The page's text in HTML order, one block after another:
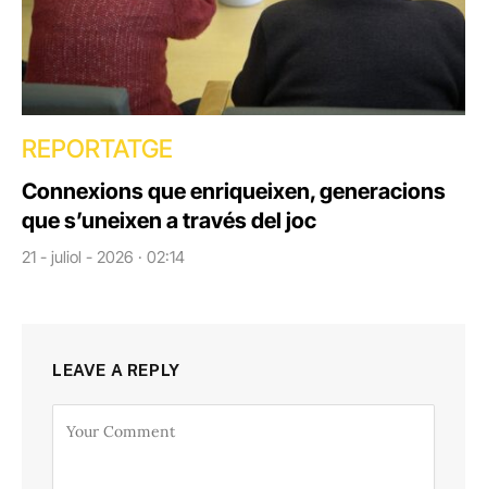
REPORTATGE
Connexions que enriqueixen, generacions
que s’uneixen a través del joc
21 - juliol - 2026 · 02:14
LEAVE A REPLY